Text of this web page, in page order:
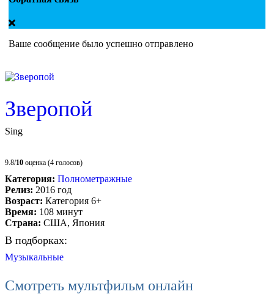
Ваше сообщение было успешно отправлено
Зверопой
Sing
9.8/10 оценка (4 голосов)
Категория: Полнометражные
Релиз: 2016 год
Возраст: Категория 6+
Время: 108 минут
Страна: США, Япония
В подборках:
Музыкальные
Смотреть мультфильм онлайн